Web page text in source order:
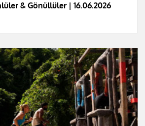
& Gönüllüler | 16.06.2026